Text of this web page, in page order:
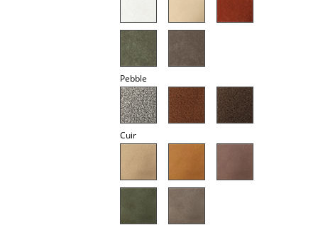
Accessoires de bureau
Boîtes de rangement
Pebble
Cuir